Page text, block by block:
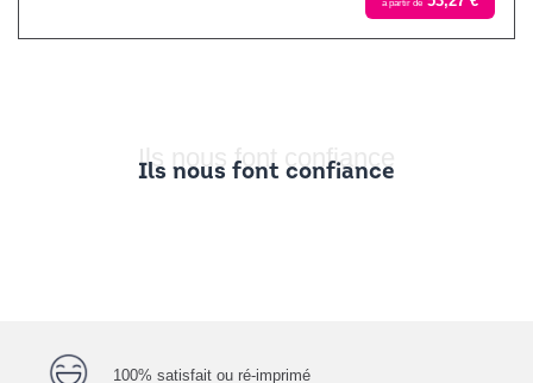
à partir de
Ils nous font confiance
Ils nous font confiance
100% satisfait ou ré-imprimé